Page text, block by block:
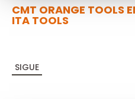
CMT ORANGE TOOLS
ITA TOOLS
SIGUE